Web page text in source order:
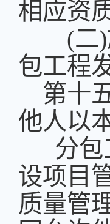
相应资
(二)
包工程
第十
他人以
分包
设项目
质量管